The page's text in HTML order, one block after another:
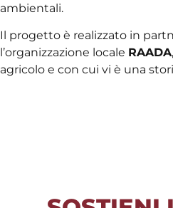
ambientali.
Il progetto è realizzato in
l’organizzazione locale RAADA
agricolo e con cui vi è una